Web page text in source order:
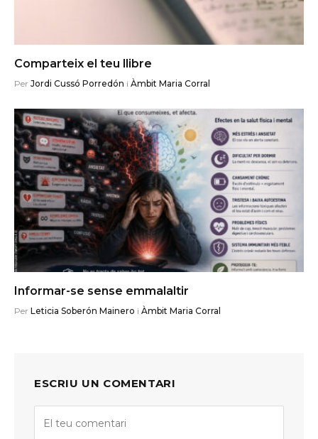
Comparteix el teu llibre
Per Jordi Cussó Porredón i Àmbit Maria Corral
Informar-se sense emmalaltir
Per Leticia Soberón Mainero i Àmbit Maria Corral
ESCRIU UN COMENTARI